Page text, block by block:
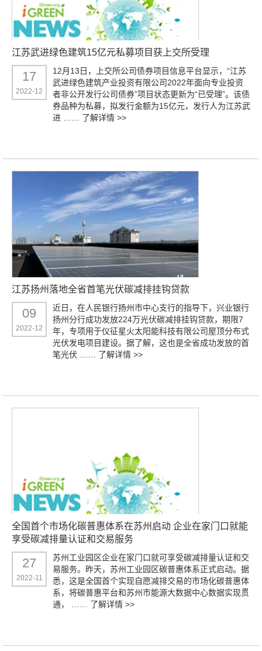
江苏武进绿色建筑15亿元私募项目获上交所受理
17
2022-12
12月13日，上交所公司债券项目信息平台显示，“江苏
武进绿色建筑产业投资有限公司2022年面向专业投资
者非公开发行公司债券”项目状态更新为“已受理”。该债
券品种为私募，拟发行金额为15亿元，发行人为江苏武
进 …… 了解详情 >>
江苏扬州落地全省首笔光伏碳减排挂钩贷款
09
2022-12
近日，在人民银行扬州市中心支行的指导下，兴业银行
扬州分行成功发放224万光伏碳减排挂钩贷款，期限7
年，专项用于仪征星火太阳能科技有限公司屋顶分布式
光伏发电项目建设。据了解，这也是全省成功发放的首
笔光伏 …… 了解详情 >>
全国首个市场化碳普惠体系在苏州启动 企业在家门口就能
享受碳减排量认证和交易服务
27
2022-11
苏州工业园区企业在家门口就可享受碳减排量认证和交
易服务。昨天，苏州工业园区碳普惠体系正式启动。据
悉，这是全国首个实现自愿减排交易的市场化碳普惠体
系，将碳普惠平台和苏州市能源大数据中心数据实现贯
通， …… 了解详情 >>